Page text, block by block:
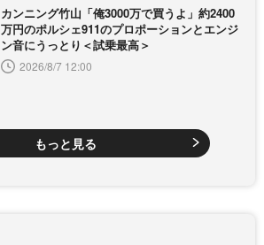
カンニング竹山「俺3000万で買うよ」約2400
万円のポルシェ911のプロポーションとエンジ
ン音にうっとり＜試乗最高＞
2026/8/7 12:00
もっと見る